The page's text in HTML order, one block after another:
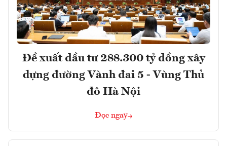
Đề xuất đầu tư 288.300 tỷ đồng xây
dựng đường Vành đai 5 - Vùng Thủ
đô Hà Nội
Đọc ngay